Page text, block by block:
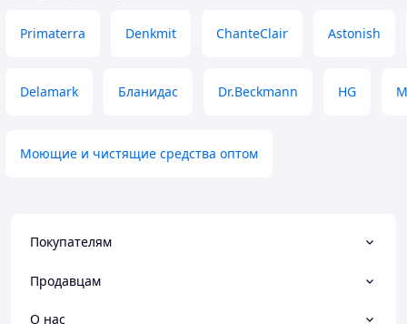
Primaterra Denkmit ChanteClair Astonish
Delamark Бланидас Dr.Beckmann HG
Моющие и чистящие средства оптом
Покупателям
Продавцам
О нас